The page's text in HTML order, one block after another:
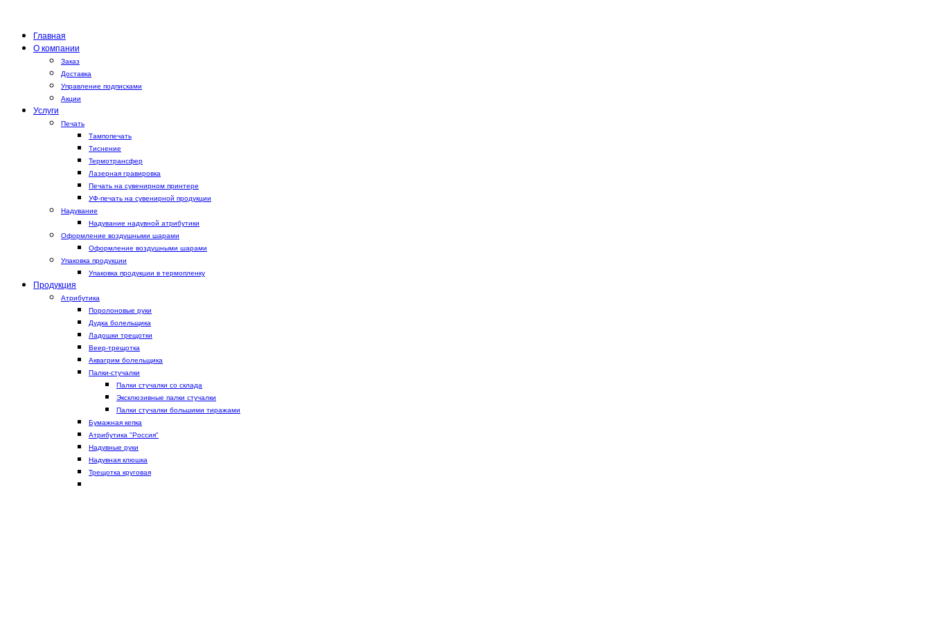
Главная
О компании
Заказ
Доставка
Управление подписками
Акции
Услуги
Печать
Тампопечать
Тиснение
Термотрансфер
Лазерная гравировка
Печать на сувенирном принтере
УФ-печать на сувенирной продукции
Надувание
Надувание надувной атрибутики
Оформление воздушными шарами
Оформление воздушными шарами
Упаковка продукции
Упаковка продукции в термопленку
Продукция
Атрибутика
Поролоновые руки
Дудка болельщика
Ладошки трещотки
Веер-трещотка
Аквагрим болельщика
Палки-стучалки
Палки стучалки со склада
Эксклюзивные палки стучалки
Палки стучалки большими тиражами
Бумажная кепка
Атрибутика "Россия"
Надувные руки
Надувная клюшка
Трещотка круговая